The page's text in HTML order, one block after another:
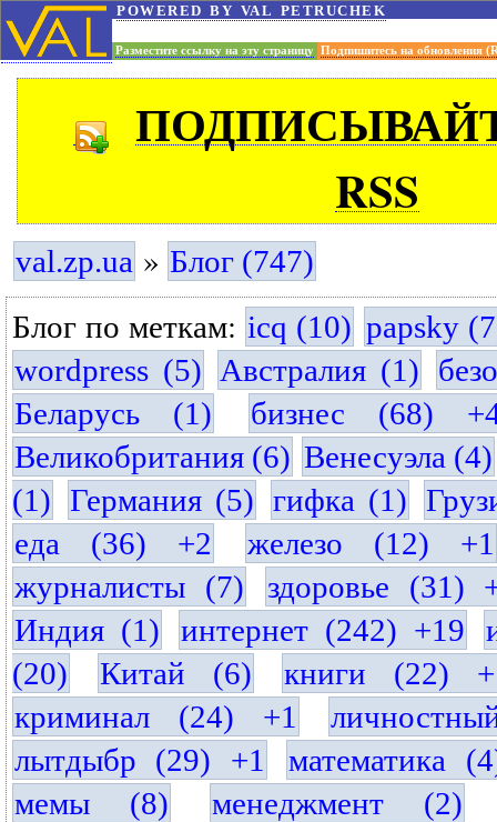
powered by val petruchek
Разместите ссылку на эту страницу Подпишитесь на обновления
RSS
val.zp.ua » Блог (747)
Блог по меткам: icq (10) papsky
wordpress (5) Австралия (1)
Беларусь (1)
бизнес (68)
Великобритания (6) Венесуэла (4)
(1) Германия (5) гифка (1)
еда (36) +2
железо (12) +1
журналисты (7)
здоровье (31)
Индия (1)
интернет (242) +19
(20)
Китай (6)
книги (22)
криминал (24) +1
лытдыбр (29) +1
математика
мемы (8)
менеджмент (2)